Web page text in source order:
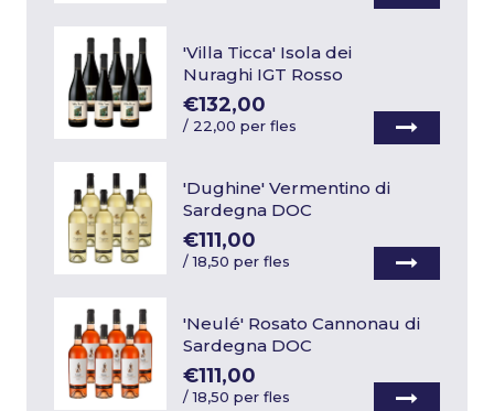
'Villa Ticca' Isola dei
Nuraghi IGT Rosso
€132,00
/ 22,00 per fles
'Dughine' Vermentino di
Sardegna DOC
€111,00
/18,50 per fles
'Neulé' Rosato Cannonau di
Sardegna DOC
€111,00
/18,50 per fles